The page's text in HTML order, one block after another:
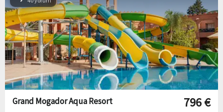
Grand Mogador Aqua Resort 796 €